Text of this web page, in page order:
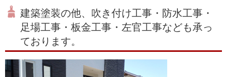
建築塗装の他、吹き付け工事・防水工事・
足場工事・板金工事・左官工事なども承っ
ております。